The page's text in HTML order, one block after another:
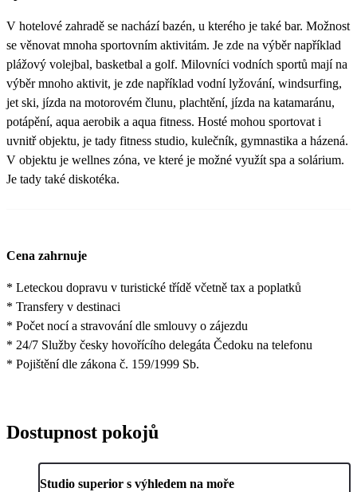
V hotelové zahradě se nachází bazén, u kterého je také bar. Možnost
se věnovat mnoha sportovním aktivitám. Je zde na výběr například
plážový volejbal, basketbal a golf. Milovníci vodních sportů mají na
výběr mnoho aktivit, je zde například vodní lyžování, windsurfing,
jet ski, jízda na motorovém člunu, plachtění, jízda na katamaránu,
potápění, aqua aerobik a aqua fitness. Hosté mohou sportovat i
uvnitř objektu, je tady fitness studio, kulečník, gymnastika a házená.
V objektu je wellnes zóna, ve které je možné využít spa a solárium.
Je tady také diskotéka.
Cena zahrnuje
* Leteckou dopravu v turistické třídě včetně tax a poplatků
* Transfery v destinaci
* Počet nocí a stravování dle smlouvy o zájezdu
* 24/7 Služby česky hovořícího delegáta Čedoku na telefonu
* Pojištění dle zákona č. 159/1999 Sb.
Dostupnost pokojů
Studio superior s výhledem na moře